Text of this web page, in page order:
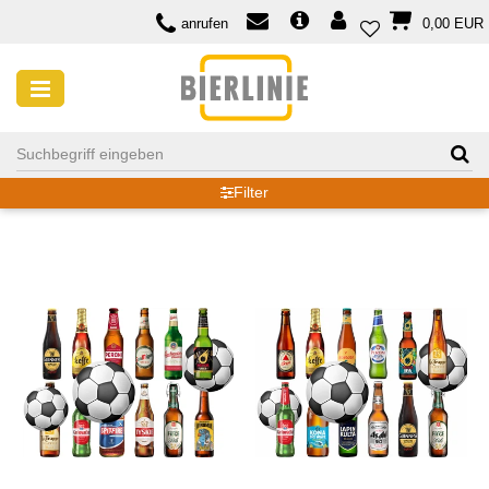
anrufen 0,00 EUR
BIER ZUM FUSSBALL
Filter